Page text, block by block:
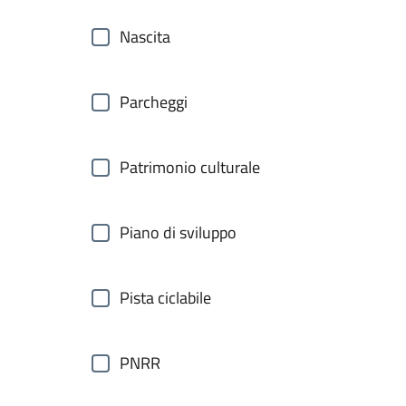
Nascita
Parcheggi
Patrimonio culturale
Piano di sviluppo
Pista ciclabile
PNRR